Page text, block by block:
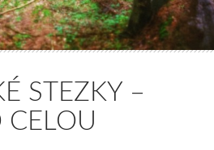
STEZKY –
CELOU